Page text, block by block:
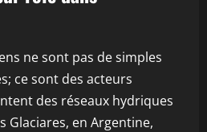
ne sont pas de simples
ce sont des acteurs
des réseaux hydriques
Glaciares, en Argentine,